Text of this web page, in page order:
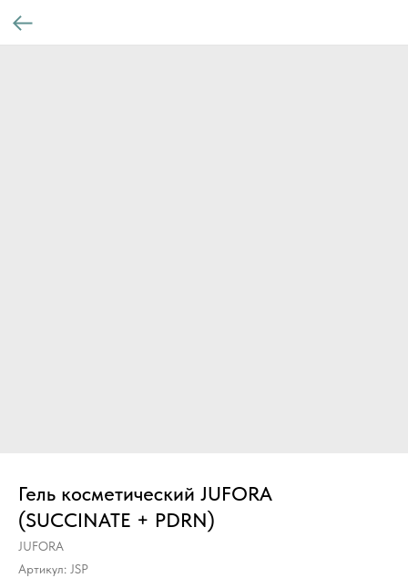
Гель косметический JUFORA
(SUCCINATE + PDRN)
JUFORA
Артикул: JSP